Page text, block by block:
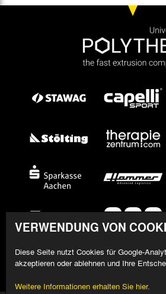
VERWENDUNG VON
Diese Seite nutzt Cookies für Google-
akzeptieren oder ablehnen und Ihre
Weitere Informationen erhalten Sie hier.